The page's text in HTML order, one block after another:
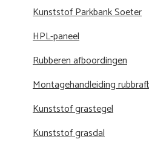
Kunststof Parkbank Soeter
HPL-paneel
Rubberen afboordingen
Montagehandleiding
Kunststof grastegel
Kunststof grasdal